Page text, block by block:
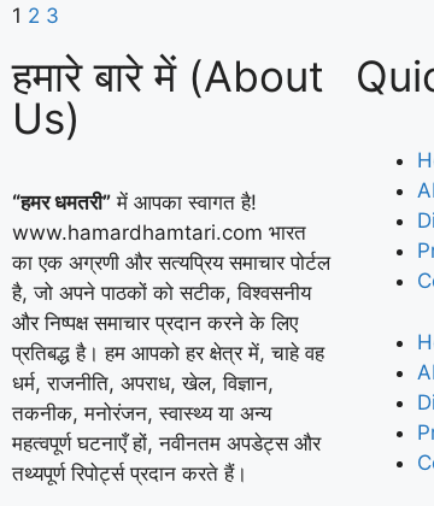
1 2 3
हमारे बारे में (About
Us)
“हमर धमतरी” में आपका स्वागत है!
www.hamardhamtari.com भारत
का एक अग्रणी और सत्यप्रिय समाचार पोर्टल
है, जो अपने पाठकों को सटीक, विश्वसनीय
और निष्पक्ष समाचार प्रदान करने के लिए
प्रतिबद्ध है। हम आपको हर क्षेत्र में, चाहे वह
धर्म, राजनीति, अपराध, खेल, विज्ञान,
तकनीक, मनोरंजन, स्वास्थ्य या अन्य
महत्वपूर्ण घटनाएँ हों, नवीनतम अपडेट्स और
तथ्यपूर्ण रिपोर्ट्स प्रदान करते हैं।